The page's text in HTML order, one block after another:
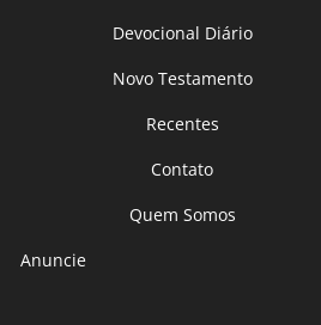
Devocional Diário
Novo Testamento
Recentes
Contato
Quem Somos
Anuncie